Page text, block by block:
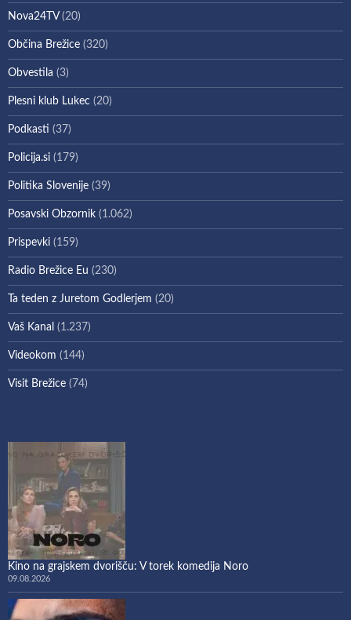
Nova24TV(20)
Občina Brežice (320)
Obvestila (3)
Plesni klub Lukec (20)
Podkasti (37)
Policija.si (179)
Politika Slovenije (39)
Posavski Obzornik (1.062)
Prispevki (159)
Radio Brežice Eu (230)
Ta teden z Juretom Godlerjem (20)
Vaš Kanal (1.237)
Videokom (144)
Visit Brežice (74)
Kino na grajskem dvorišču: V torek komedija Noro
09.08.2026